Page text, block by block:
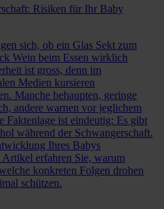
Risiken für Ihr Baby
sich, ob ein Glas Sekt zum
Wein beim Essen wirklich
ist gross, denn im
Medien kursieren
Manche behaupten, geringe
andere warnen vor jeglichem
Faktenlage ist eindeutig: Es gibt
während der Schwangerschaft.
Ihres Babys
erfahren Sie, warum
konkreten Folgen drohen
schützen.